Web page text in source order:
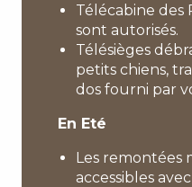
Télécabine des
sont autorisés.
Télésièges
petits chiens,
dos fourni par
En Eté
Les remontées
accessibles